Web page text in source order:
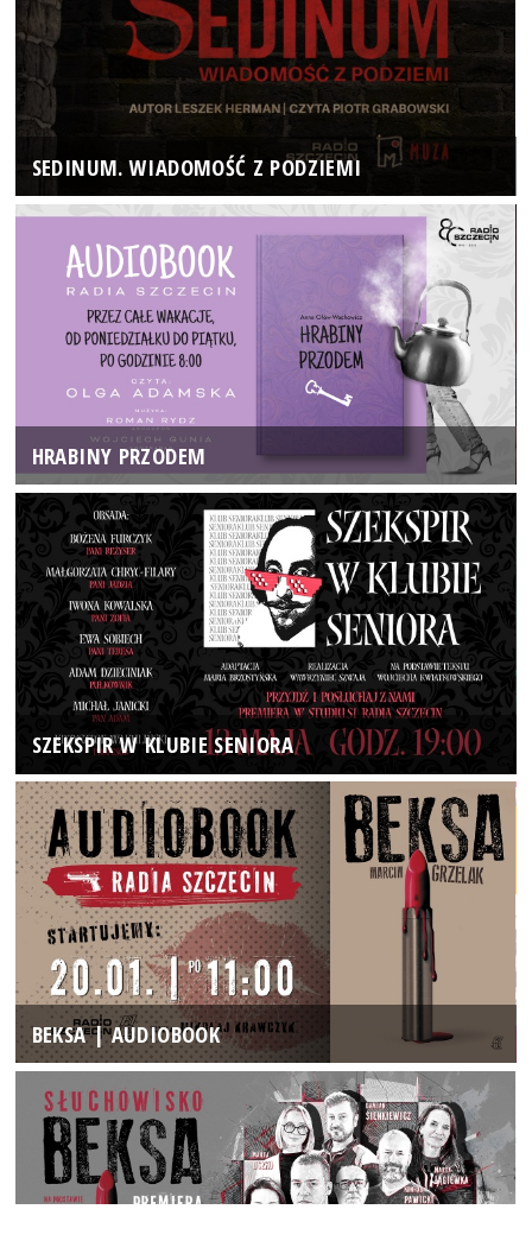
SEDINUM. WIADOMOŚĆ Z PODZIEMI
HRABINY PRZODEM
SZEKSPIR W KLUBIE SENIORA
BEKSA | AUDIOBOOK